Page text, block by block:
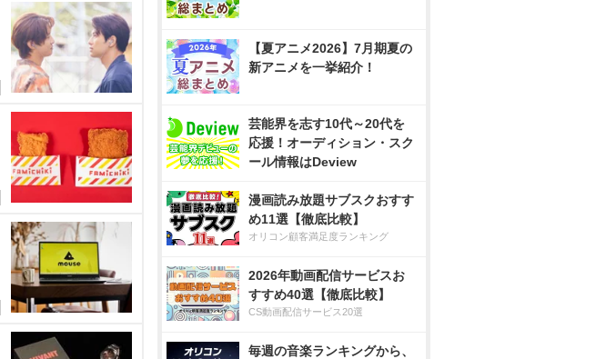
【夏アニメ2026】7月期夏の
新アニメを一挙紹介！
芸能界を志す10代～20代を
応援！オーディション・スク
ール情報はDeview
漫画読み放題サブスクおすす
め11選【徹底比較】
オリコン顧客満足度ランキング
2026年動画配信サービスお
すすめ40選【徹底比較】
CS動画配信サービス20選
毎週の音楽ランキングから、